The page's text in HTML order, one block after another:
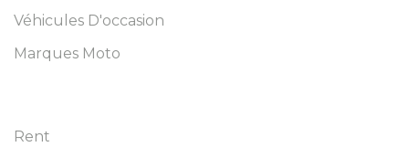
Véhicules D'occasion
Marques Moto
Rent